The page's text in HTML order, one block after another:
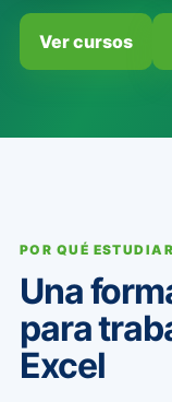
Ver cursos
POR QUÉ
Una
para
Excel